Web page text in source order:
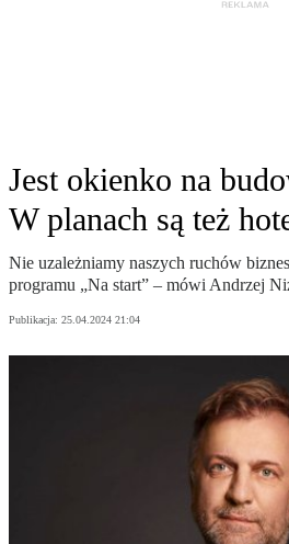
Jest okienko na
W planach są też
Nie uzależniamy naszych ruchów
programu „Na start” – mówi Andrzej
Publikacja: 25.04.2024 21:04